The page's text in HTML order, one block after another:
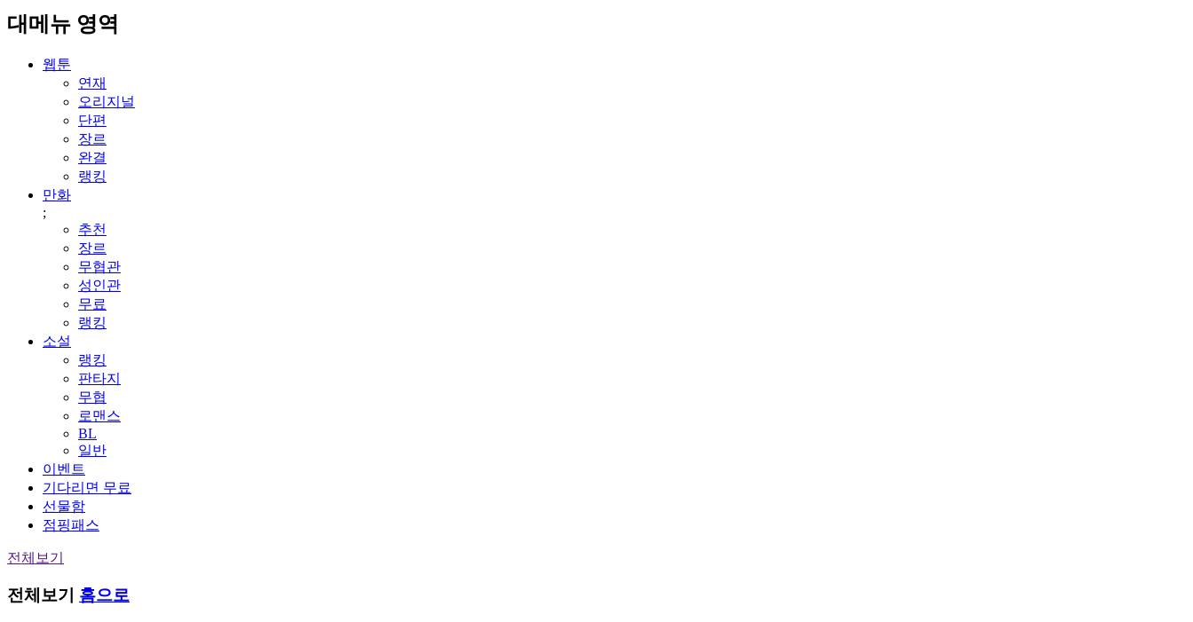
대메뉴 영역
웹툰
연재
오리지널
단편
장르
완결
랭킹
만화
;
추천
장르
무협관
성인관
무료
랭킹
소설
랭킹
판타지
무협
로맨스
BL
일반
이벤트
기다리면 무료
선물함
점핑패스
전체보기
전체보기 홈으로